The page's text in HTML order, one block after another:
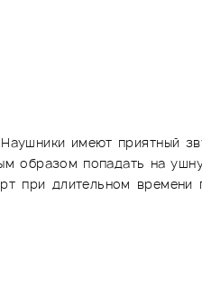
имеют приятный
образом попадать на
при длительном